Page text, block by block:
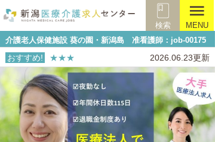
検索
menu
MENU
介護老人保健施設 葵の園・新潟島 准看護師：job-00175
おすすめ! ★★★ 2026.06.23更新